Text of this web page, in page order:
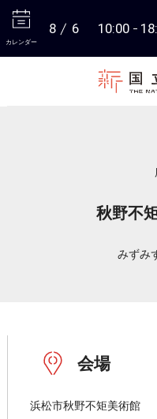
カレンダー
8 6 10:00
秋野不
みずみ
会場
浜松市秋野不矩美術館